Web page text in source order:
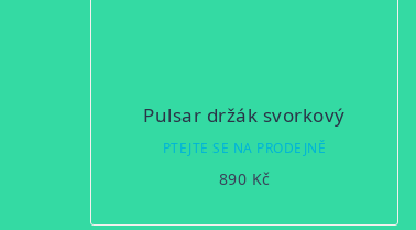
Pulsar držák svorkový
PTEJTE SE NA PRODEJNĚ
890 Kč